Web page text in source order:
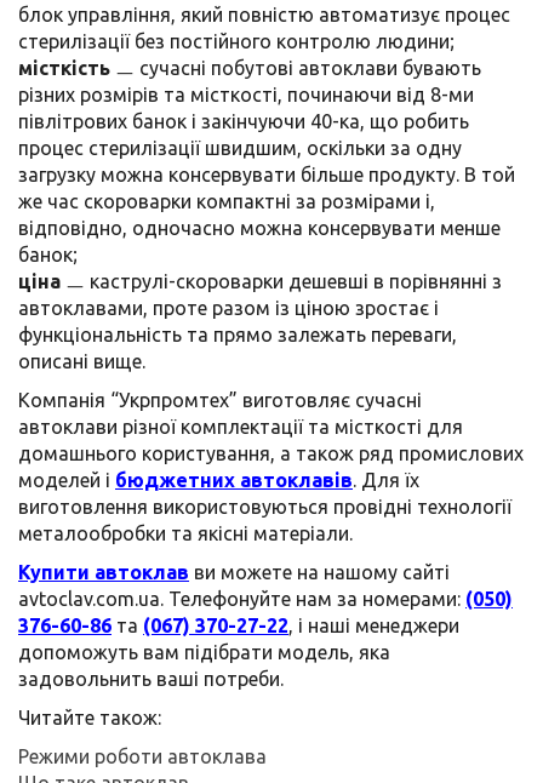
блок управління, який повністю автоматизує процес
стерилізації без постійного контролю людини;
місткість ㅡ сучасні побутові автоклави бувають
різних розмірів та місткості, починаючи від 8-ми
півлітрових банок і закінчуючи 40-ка, що робить
процес стерилізації швидшим, оскільки за одну
загрузку можна консервувати більше продукту. В той
же час скороварки компактні за розмірами і,
відповідно, одночасно можна консервувати менше
банок;
ціна ㅡ каструлі-скороварки дешевші в порівнянні з
автоклавами, проте разом із ціною зростає і
функціональність та прямо залежать переваги,
описані вище.
Компанія “Укрпромтех” виготовляє сучасні
автоклави різної комплектації та місткості для
домашнього користування, а також ряд промислових
моделей і бюджетних автоклавів . Для їх
виготовлення використовуються провідні технології
металообробки та якісні матеріали.
Купити автоклав ви можете на нашому сайті
avtoclav.com.ua. Телефонуйте нам за номерами: (050)
376-60-86 та (067) 370-27-22 , і наші менеджери
допоможуть вам підібрати модель, яка
задовольнить ваші потреби.
Читайте також:
Режими роботи автоклава